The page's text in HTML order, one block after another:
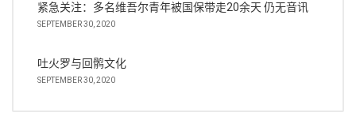
紧急关注：多名维吾尔青年被国保带走20余天 仍无音讯
SEPTEMBER 30, 2020
吐火罗与回鹘文化
SEPTEMBER 30, 2020